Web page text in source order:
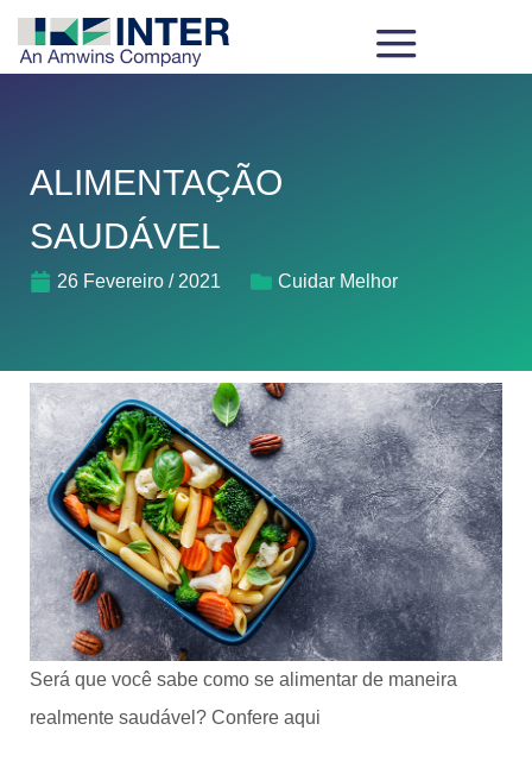
ALIMENTAÇÃO
SAUDÁVEL
26 Fevereiro / 2021 Cuidar Melhor
Será que você sabe como se alimentar de maneira
realmente saudável? Confere aqui